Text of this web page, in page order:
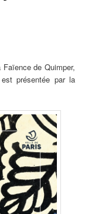
de Quimper,
présentée par la